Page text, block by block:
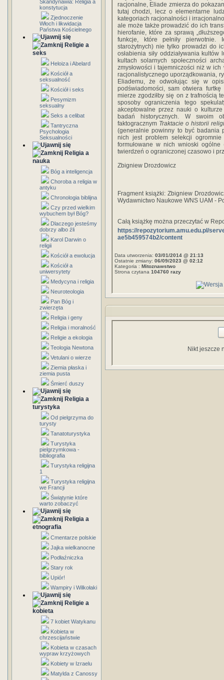
Skandynawia: Religia a
konstytucja
Zjednoczenie
Włoch i likwidacja
Państwa Kościelnego
Religie a
seks
Heloiza i Abelard
Kościół a
seksualność
Kościół i seks
Pesymizm
seksualny
Seks a celibat
Tantryczna
Psychologia
Seksualności
Religia a
nauka
Bóg a inteligencja
Choroba a religia w
antyku
Chronologia biblijna
Czy przed wielkim
wybuchem był Bóg?
Dlaczego jesteśmy
dobrzy albo źli
Karol Darwin o
religii
Kościół a ewolucja
Kościół a
uniwersytety
Medycyna i religia
Neuroteologia
Pan Bóg i
zwierzęta
Religia i geny
Religia i moralność
Religie a ekologia
Teologia Newtona
Vetulani o wierze
Ziemia płaska i
ziemia pusta
Śmierć duszy
Religia a
turystyka
Od pielgrzyma do
turysty
Tanatoturystyka
Turystyka
pielgrzymkowa -
bibliografia
Turystyka religijna
1
Turystyka religijna
we Francji
Świątynie które
warto zobaczyć
Religia a
etnografia
Cmentarze polskie
Jajka wielkanocne
Podłaźniczka
Stary rok
Upiór!
Wampiry i Wilkołaki
Religie a
kobieta
7 kobiet Watykanu
Kobieta w
chrzescijaństwie
Kobieta w czasach
wypraw krzyżowych
Kobiety w Izraelu
Matylda z Canossy
racjonalne, Eliade zmierza do
tutaj chodzi, lecz o elementarne
kategoriach racjonalności i
ale może także prowadzić do ich
hierofanie, które za sprawą
funkcje, które pełniły pierwotnie.
starożytnych) nie tylko prowadzi do
osłabienia siły oddziaływania
kultach solarnych społeczności
zmysłowości i tajemniczości niż w
racjonalistycznego uporządkowania,
Eliademu, że odwołując się w
podświadomości, sam otwiera
mierze zgodziłby się on z trafnością
sposoby ograniczenia tego
akceptowalne przez nauki o
badań historycznych. W swoim
faktogracznym Traktacie o historii
(generalnie powinny to być badania
nich jest problem selekcji ogromnie
formułowane w nich wnioski
twierdzeń o ograniczonej czasowo i
Zbigniew Drozdowicz
Fragment książki: Zbigniew
Wydawnictwo Naukowe WNS UAM -
Całą książkę można przeczytać w
https://repozytorium.amu.edu.pl/
ae5b459574b2/content
Data utworzenia: 03/01/2014 @ 21:13
Ostatnie zmiany: 06/09/2023 @ 02:12
Kategoria : Mitoznawstwo
Strona czytana 104760 razy
Nikt jeszcze